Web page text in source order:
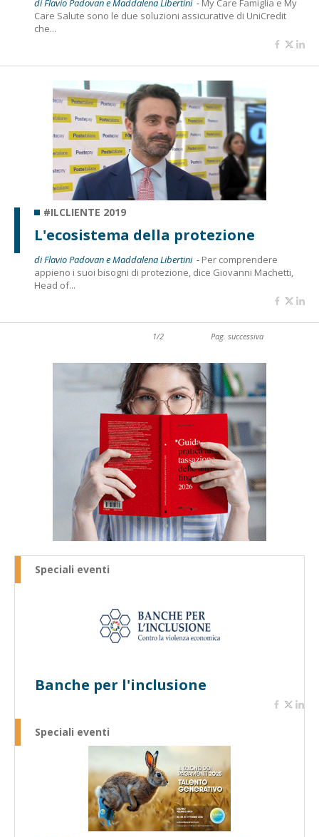
di Flavio Padovan e Maddalena Libertini - My Care Famiglia e My
Care Salute sono le due soluzioni assicurative di UniCredit
che...
#ILCLIENTE 2019
L'ecosistema della protezione
di Flavio Padovan e Maddalena Libertini - Per comprendere
appieno i suoi bisogni di protezione, dice Giovanni Machetti,
Head of...
1/2 Pag. successiva
Speciali eventi
Banche per l'inclusione
Speciali eventi